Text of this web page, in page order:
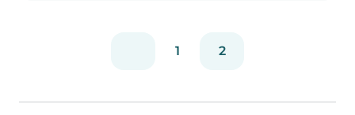
1 2